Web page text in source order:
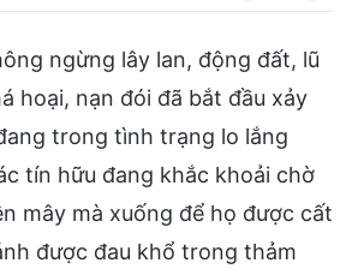
ngừng lây lan, động đất, lũ
hoại, nạn đói đã bắt đầu xảy
trong tình trạng lo lắng
tín hữu đang khắc khoải chờ
mây mà xuống để họ được cất
được đau khổ trong thảm